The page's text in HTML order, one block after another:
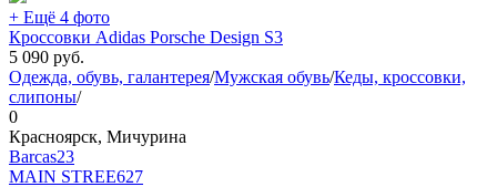
+ Ещё 4 фото
Кроссовки Adidas Porsche Design S3
5 090 руб.
Одежда, обувь, галантерея/Мужская обувь/Кеды, кроссовки,
слипоны/
0
Красноярск, Мичурина
Barcas23
MAIN STREE627